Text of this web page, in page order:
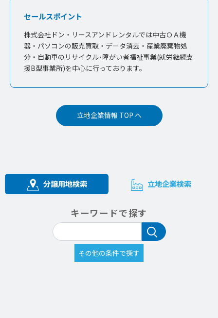
セールスポイント
株式会社ドン・リースアンドレンタルでは中古ＯＡ機
器・パソコンの販売買取・データ消去・産業廃棄物処
分・自動車のリサイクル･障がい者福祉事業(就労継続支
援B型事業所)を中心に行っております。
立地企業情報 TOP へ
分譲用地検索 立地企業検索
キーワードで探す